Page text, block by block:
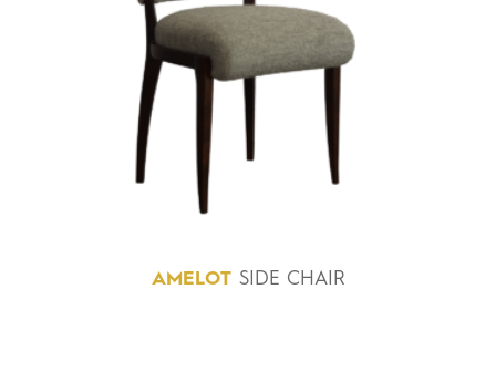
AMELOTSIDE CHAIR